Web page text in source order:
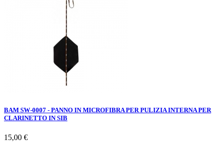
BAM SW-0007 - PANNO IN MICROFIBRA PER PULIZIA INTERNA PER
CLARINETTO IN SIB
Prezzo
15,00 €